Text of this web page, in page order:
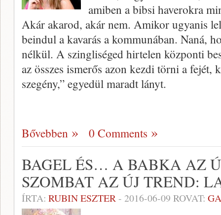
amiben a bibsi haverokra
Akár akarod, akár nem. Amikor ugyanis
beindul a kavarás a kommunában. Naná,
nélkül. A szingliséged hirtelen központi
az összes ismerős azon kezdi törni a fejét,
szegény,” egyedül maradt lányt.
Bővebben 0 Comments
BAGEL ÉS… A BABKA AZ
SZOMBAT AZ ÚJ TREND:
ÍRTA: RUBIN ESZTER- 2016-06-09 ROVAT: